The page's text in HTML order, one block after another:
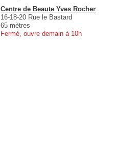
Centre de Beaute Yves Rocher
16-18-20 Rue le Bastard
65 mètres
Fermé, ouvre demain à 10h